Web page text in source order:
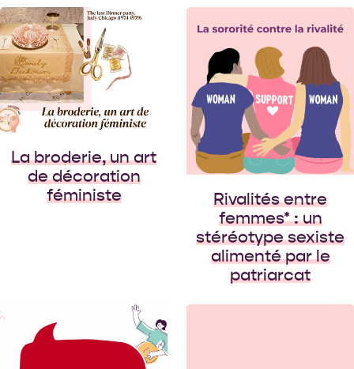
La broderie, un art
de décoration
féministe
Le fait que les relations
entre femmes* soient
inévitablement
sujettes à des rivalités
est très certainement
un stéréotype sexiste,
alimenté entre autres
par la plume des
auteurs (hommes,
bien sûr) […]
Rivalités entre
femmes* : un
stéréotype sexiste
alimenté par le
patriarcat
Depuis plusieurs
décennies, le
mouvement du body